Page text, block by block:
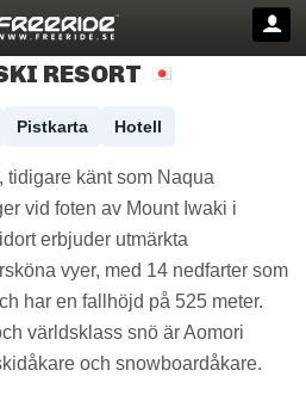
RESORT
Pistkarta Hotell
känt som Naqua
vid foten av Mount Iwaki i
erbjuder utmärkta
vyer, med 14 nedfarter som
har en fallhöjd på 525 meter.
världsklass snö är Aomori
och snowboardåkare.